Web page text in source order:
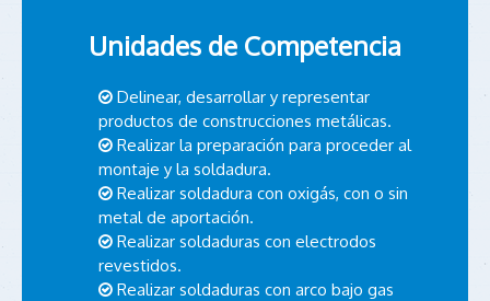
Unidades de Competencia
Delinear, desarrollar y representar
productos de construcciones metálicas.
Realizar la preparación para proceder al
montaje y la soldadura.
Realizar soldadura con oxigás, con o sin
metal de aportación.
Realizar soldaduras con electrodos
revestidos.
Realizar soldaduras con arco bajo gas